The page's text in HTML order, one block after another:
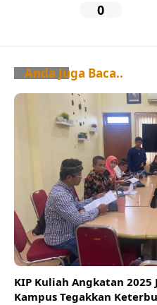
0
Anda Juga Baca..
KIP Kuliah Angkatan
Kampus Tegakkan